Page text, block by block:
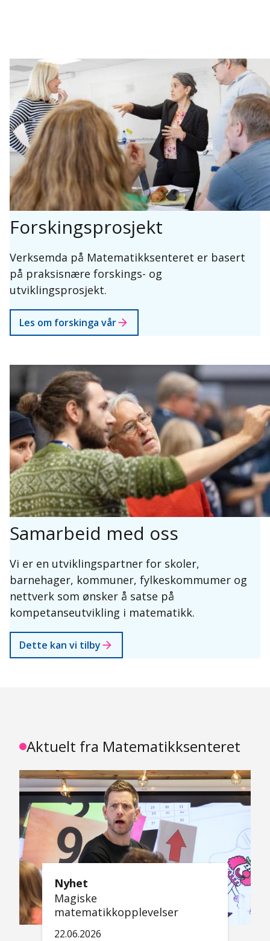
Forskingsprosjekt
Verksemda på Matematikksenteret er basert
på praksisnære forskings- og
utviklingsprosjekt.
Les om forskinga vår
Samarbeid med oss
Vi er en utviklingspartner for skoler,
barnehager, kommuner, fylkeskommumer og
nettverk som ønsker å satse på
kompetanseutvikling i matematikk.
Dette kan vi tilby
Aktuelt fra Matematikksenteret
Nyhet
Magiske
matematikkopplevelser
22.06.2026